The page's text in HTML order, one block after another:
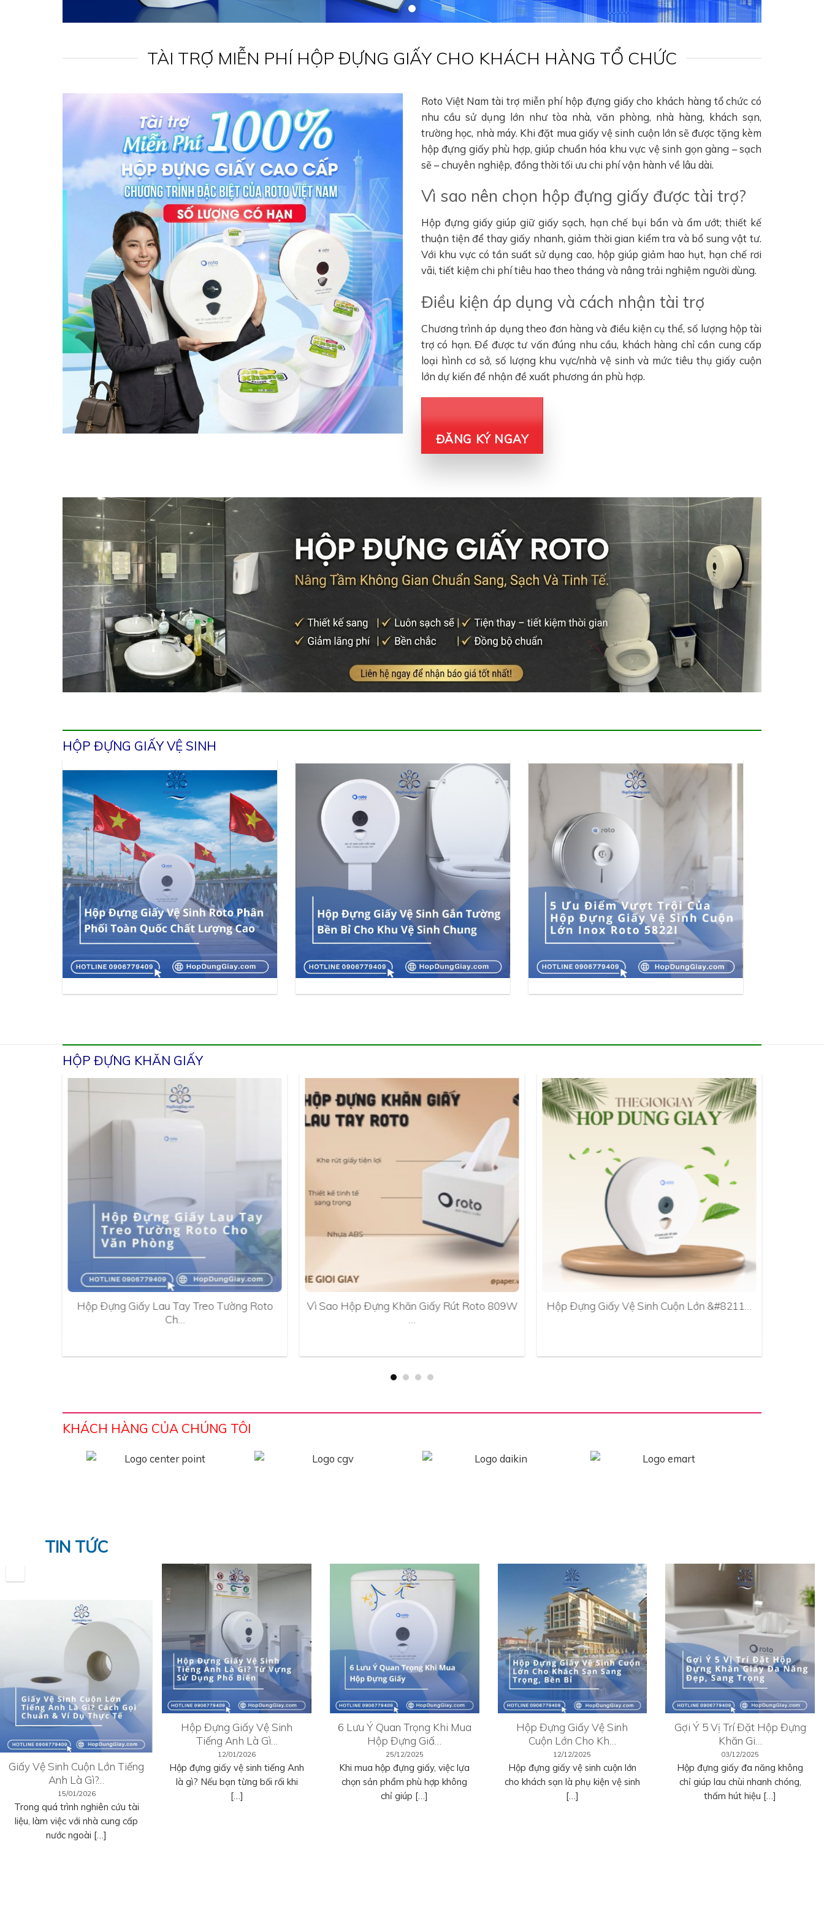
TÀI TRỢ MIỄN PHÍ HỘP ĐỰNG GIẤY CHO KHÁCH HÀNG TỔ CHỨC
Roto Việt Nam tài trợ miễn phí hộp đựng giấy cho khách hàng tổ chức có
nhu cầu sử dụng lớn như tòa nhà, văn phòng, nhà hàng, khách sạn,
trường học, nhà máy. Khi đặt mua giấy vệ sinh cuộn lớn sẽ được tặng kèm
hộp đựng giấy phù hợp, giúp chuẩn hóa khu vực vệ sinh gọn gàng – sạch
sẽ – chuyên nghiệp, đồng thời tối ưu chi phí vận hành về lâu dài.
Vì sao nên chọn hộp đựng giấy được tài trợ?
Hộp đựng giấy giúp giữ giấy sạch, hạn chế bụi bẩn và ẩm ướt; thiết kế
thuận tiện để thay giấy nhanh, giảm thời gian kiểm tra và bổ sung vật tư.
Với khu vực có tần suất sử dụng cao, hộp giúp giảm hao hụt, hạn chế rơi
vãi, tiết kiệm chi phí tiêu hao theo tháng và nâng trải nghiệm người dùng.
Điều kiện áp dụng và cách nhận tài trợ
Chương trình áp dụng theo đơn hàng và điều kiện cụ thể, số lượng hộp tài
trợ có hạn. Để được tư vấn đúng nhu cầu, khách hàng chỉ cần cung cấp
loại hình cơ sở, số lượng khu vực/nhà vệ sinh và mức tiêu thụ giấy cuộn
lớn dự kiến để nhận đề xuất phương án phù hợp.
ĐĂNG KÝ NGAY
HỘP ĐỰNG GIẤY VỆ SINH
HỘP ĐỰNG KHĂN GIẤY
Hộp Đựng Giấy Lau Tay Treo Tường Roto
Ch…
Vì Sao Hộp Đựng Khăn Giấy Rút Roto 809W
Hộp Đựng Giấy Vệ Sinh Cuộn Lớn &#8211…
KHÁCH HÀNG CỦA CHÚNG TÔI
TIN TỨC
Giấy Vệ Sinh Cuộn Lớn Tiếng
Anh Là Gì?…
15/01/2026
Trong quá trình nghiên cứu tài
liệu, làm việc với nhà cung cấp
nước ngoài […]
Hộp Đựng Giấy Vệ Sinh
Tiếng Anh Là Gì…
12/01/2026
Hộp đựng giấy vệ sinh tiếng Anh
là gì? Nếu bạn từng bối rối khi
[…]
6 Lưu Ý Quan Trọng Khi Mua
Hộp Đựng Giấ…
25/12/2025
Khi mua hộp đựng giấy, việc lựa
chọn sản phẩm phù hợp không
chỉ giúp […]
Hộp Đựng Giấy Vệ Sinh
Cuộn Lớn Cho Kh…
12/12/2025
Hộp đựng giấy vệ sinh cuộn lớn
cho khách sạn là phụ kiện vệ sinh
[…]
Gợi Ý 5 Vị Trí Đặt Hộp Đựng
Khăn Gi…
03/12/2025
Hộp đựng giấy đa năng không
chỉ giúp lau chùi nhanh chóng,
thấm hút hiệu […]